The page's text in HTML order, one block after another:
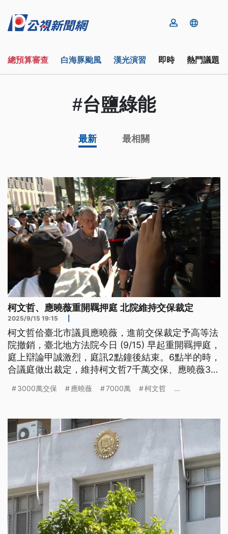
總預算審查 白海豚颱風 漢光演習 即時 熱門議題
#台鹽綠能
最新 最相關
柯文哲、應曉薇重開羈押庭 北院維持交保裁定
2025/9/15 19:15
柯文哲佮臺北市議員應曉薇，進前交保裁定予高等法
院撤銷，臺北地方法院今日 (9/15) 早起重開羈押庭，
庭上辯論甲誠激烈，庭訊2點鐘後結束。6點半的時，
合議庭做出裁定，維持柯文哲7千萬交保、應曉薇3千
讀」，過程當中和警方起衝突，黃國昌予人指控犯
無來，警方會共函送北檢偵辦。（新聞標題、導言為
台語文）
3000萬交保 應曉薇 7000萬 柯文哲 ...